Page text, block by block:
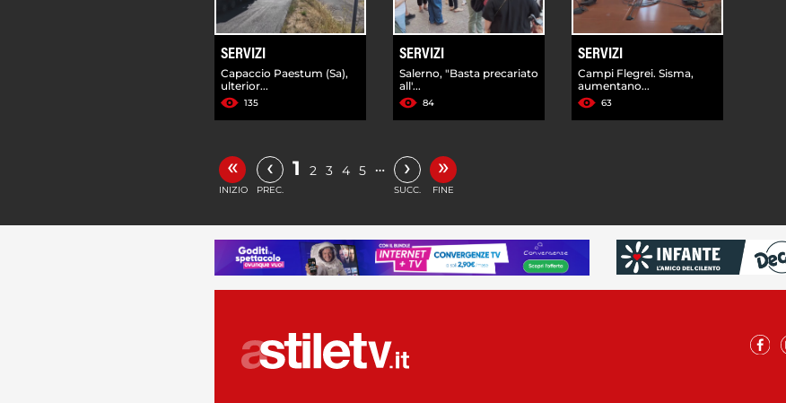
SERVIZI
Capaccio Paestum (Sa),
ulterior...
135
SERVIZI
Salerno, "Basta precariato
all'...
84
SERVIZI
Campi Flegrei. Sisma,
aumentano...
63
«
INIZIO
‹
PREC.
1 2 3 4 5 … ›
SUCC.
»
FINE